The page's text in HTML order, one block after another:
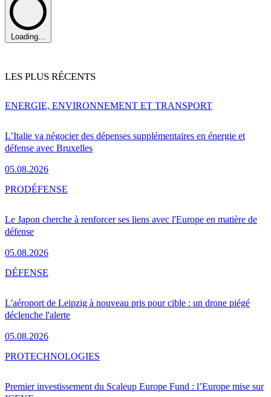
Loading...
LES PLUS RÉCENTS
L’Italie va négocier des dépenses supplémentaires en énergie et
défense avec Bruxelles
05.08.2026
ENERGIE, ENVIRONNEMENT ET TRANSPORT
Le Japon cherche à renforcer ses liens avec l'Europe en matière de
défense
05.08.2026
PRODÉFENSE
L'aéroport de Leipzig à nouveau pris pour cible : un drone piégé
déclenche l'alerte
05.08.2026
DÉFENSE
Premier investissement du Scaleup Europe Fund : l’Europe mise sur
PROTECHNOLOGIES